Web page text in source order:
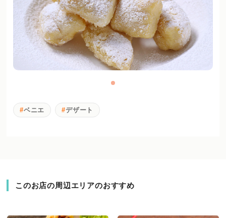
ベニエ デザート
このお店の周辺エリアのおすすめ